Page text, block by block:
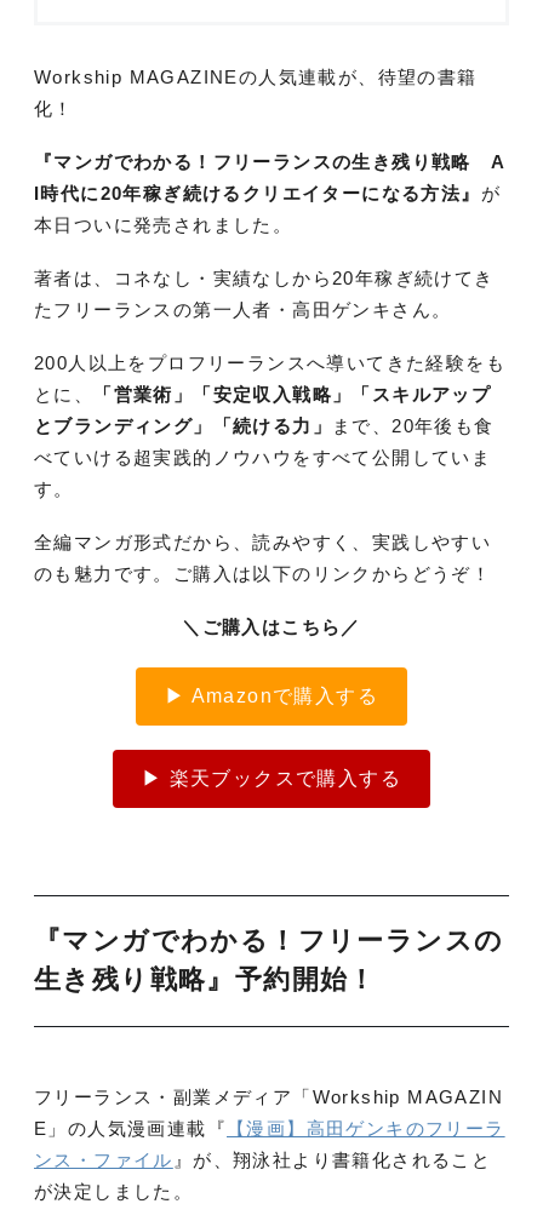
Workship MAGAZINEの人気連載が、待望の書籍
化！
『マンガでわかる！フリーランスの生き残り戦略 A
I時代に20年稼ぎ続けるクリエイターになる方法』 が
本日ついに発売されました。
著者は、コネなし・実績なしから20年稼ぎ続けてき
たフリーランスの第一人者・高田ゲンキさん。
200人以上をプロフリーランスへ導いてきた経験をも
とに、
「営業術」「安定収入戦略」「スキルアップ
とブランディング」「続ける力」
まで、20年後も食
べていける超実践的ノウハウをすべて公開していま
す。
全編マンガ形式だから、読みやすく、実践しやすい
のも魅力です。ご購入は以下のリンクからどうぞ！
＼ご購入はこちら／
▶ Amazonで購入する
▶ 楽天ブックスで購入する
『マンガでわかる！フリーランスの
生き残り戦略』予約開始！
フリーランス・副業メディア「Workship MAGAZIN
E」の人気漫画連載『
【漫画】高田ゲンキのフリーラ
ンス・ファイル 』が、翔泳社より書籍化されること
が決定しました。